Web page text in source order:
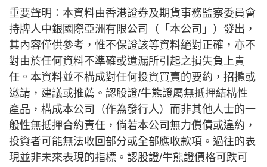
重要聲明：本資料由香港證券及期貨事務監察委員會
持牌人中銀國際亞洲有限公司（「本公司」）發出，
其內容僅供參考，惟不保證該等資料絕對正確，亦不
對由於任何資料不準確或遺漏所引起之損失負上責
任。本資料並不構成對任何投資買賣的要約，招攬或
邀請，建議或推薦。認股證/牛熊證屬無抵押結構性
產品，構成本公司（作為發行人）而非其他人士的一
般性無抵押合約責任，倘若本公司無力償債或違約，
投資者可能無法收回部分或全部應收款項。過往的表
現並非未來表現的指標。認股證/牛熊證價格可跌可